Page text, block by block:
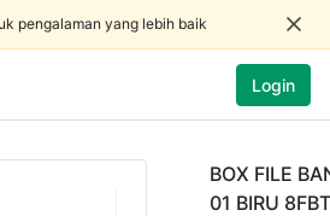
pengalaman yang lebih baik
Login
BOX FILE
01 BIRU